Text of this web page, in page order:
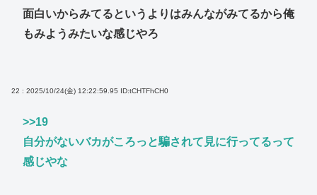
面白いからみてるというよりはみんながみてるから俺
もみようみたいな感じやろ
22 : 2025/10/24(金) 12:22:59.95 ID:tCHTFhCH0
>>19
自分がないバカがころっと騙されて見に行ってるって
感じやな